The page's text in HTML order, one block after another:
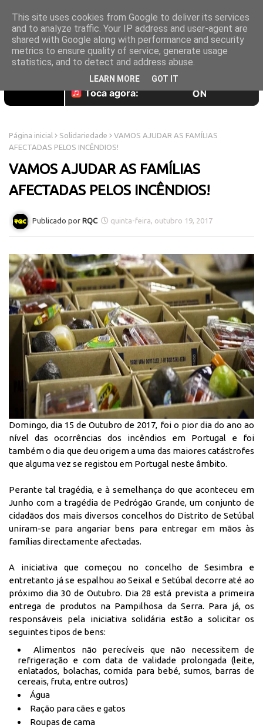
Página inicial Solidariedade
VAMOS AJUDAR AS FAMÍLIAS
AFECTADAS PELOS INCÊNDIOS!
VAMOS AJUDAR AS FAMÍLIAS
AFECTADAS PELOS INCÊNDIOS!
RQC quinta-feira, outubro 19, 2017
Domingo, dia 15 de Outubro de 2017, foi o pior dia do ano ao
nível das ocorrências dos incêndios em Portugal e foi
também o dia que deu origem a uma das maiores catástrofes
que alguma vez se registou em Portugal neste âmbito.
Perante tal tragédia, e à semelhança do que aconteceu em
Junho com a tragédia de Pedrógão Grande, um conjunto de
cidadãos dos mais diversos concelhos do Distrito de Setúbal
uniram-se para angariar bens para entregar em mãos às
famílias directamente afectadas.
A iniciativa que começou no concelho de Sesimbra e
entretanto já se espalhou ao Seixal e Setúbal decorre até ao
próximo dia 30 de Outubro. Dia 28 está prevista a primeira
entrega de produtos na Pampilhosa da Serra. Para já, os
responsáveis pela iniciativa solidária estão a solicitar os
seguintes tipos de bens:
Alimentos não perecíveis que não necessitem de
refrigeração e com data de validade prolongada (leite,
enlatados, bolachas, comida para bebé, sumos, barras de
cereais, fruta, entre outros)
Água
Ração para cães e gatos
Roupas de cama
This site uses cookies from Google to deliver its services
and to analyze traffic. Your IP address and user-agent are
shared with Google along with performance and security
metrics to ensure quality of service, generate usage
statistics, and to detect and address abuse.
LEARN MORE GOT IT